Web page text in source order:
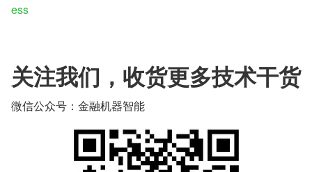
ess
关注我们，收货更多技术干货
微信公众号：金融机器智能